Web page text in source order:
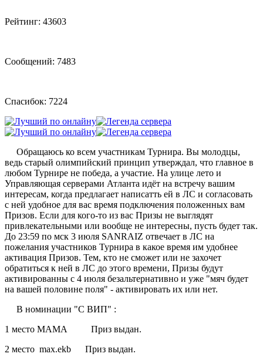
Рейтинг: 43603
Сообщений: 7483
Спасибок: 7224
Обращаюсь ко всем участникам Турнира. Вы молодцы,
ведь старый олимпийский принцип утверждал, что главное в
любом Турнире не победа, а участие. На улице лето и
Управляющая серверами Атланта идёт на встречу вашим
интересам, когда предлагает написатть ей в ЛС и согласовать
с ней удобное для вас время подключения положенных вам
Призов. Если для кого-то из вас Призы не выглядят
привлекательными или вообще не интересны, пусть будет так.
До 23:59 по мск 3 июля SANRAIZ отвечает в ЛС на
пожелания участников Турнира в какое время им удобнее
активация Призов. Тем, кто не сможет или не захочет
обратиться к ней в ЛС до этого времени, Призы будут
активированны с 4 июля безальтернативно и уже "мяч будет
на вашей половине поля" - активировать их или нет.
В номинации "С ВИП" :
1 место МАМА Приз выдан.
2 место max.ekb Приз выдан.